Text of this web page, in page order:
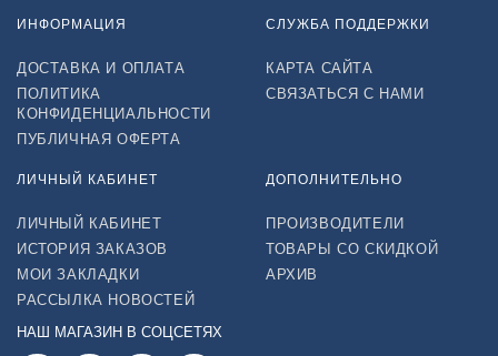
ИНФОРМАЦИЯ
ДОСТАВКА И ОПЛАТА
ПОЛИТИКА
КОНФИДЕНЦИАЛЬНОСТИ
ПУБЛИЧНАЯ ОФЕРТА
СЛУЖБА ПОДДЕРЖКИ
КАРТА САЙТА
СВЯЗАТЬСЯ С НАМИ
ЛИЧНЫЙ КАБИНЕТ
ЛИЧНЫЙ КАБИНЕТ
ИСТОРИЯ ЗАКАЗОВ
МОИ ЗАКЛАДКИ
РАССЫЛКА НОВОСТЕЙ
ДОПОЛНИТЕЛЬНО
ПРОИЗВОДИТЕЛИ
ТОВАРЫ СО СКИДКОЙ
АРХИВ
НАШ МАГАЗИН В СОЦСЕТЯХ